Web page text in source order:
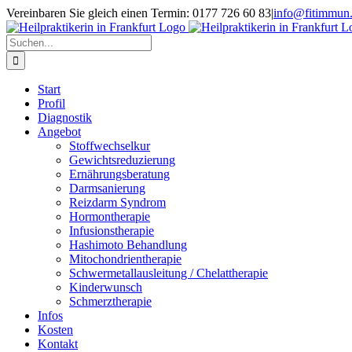
Zum
Inhalt
springen
Vereinbaren Sie gleich einen Termin: 0177 726 60 83|
Suche
nach:
Start
Profil
Diagnostik
Angebot
Stoffwechselkur
Gewichtsreduzierung
Ernährungsberatung
Darmsanierung
Reizdarm Syndrom
Hormontherapie
Infusionstherapie
Hashimoto Behandlung
Mitochondrientherapie
Schwermetallausleitung / Chelattherapie
Kinderwunsch
Schmerztherapie
Infos
Kosten
Kontakt